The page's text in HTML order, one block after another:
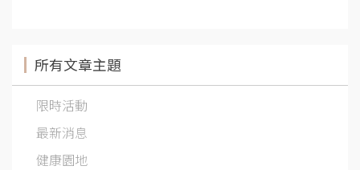
所有文章主題
限時活動
最新消息
健康園地